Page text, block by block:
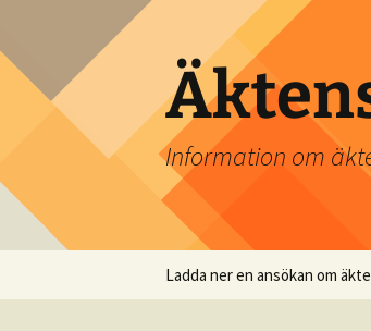
innehåll
Information om
Ladda ner en ansökan om